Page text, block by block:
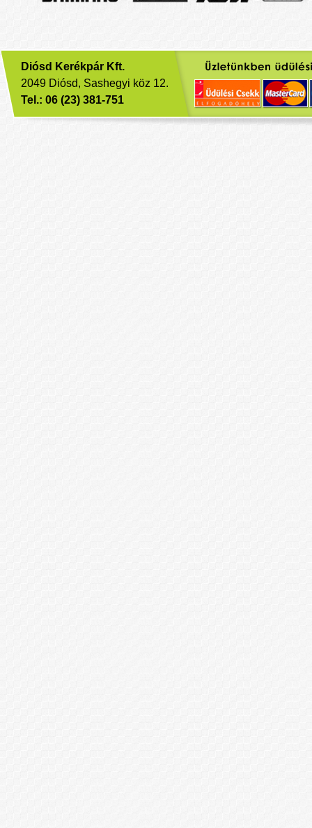
Diósd Kerékpár Kft.
2049 Diósd, Sashegyi köz 12.
Tel.: 06 (23) 381-751